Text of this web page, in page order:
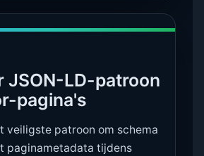
JSON-LD-patroon
pagina's
veiligste patroon om schema
paginametadata tijdens